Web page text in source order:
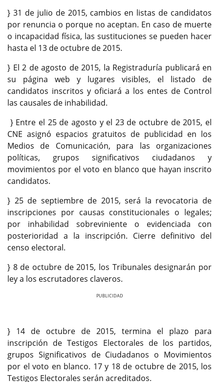
} 31 de julio de 2015, cambios en listas de candidatos
por renuncia o porque no aceptan. En caso de muerte
o incapacidad física, las sustituciones se pueden hacer
hasta el 13 de octubre de 2015.
} El 2 de agosto de 2015, la Registraduría publicará en
su página web y lugares visibles, el listado de
candidatos inscritos y oficiará a los entes de Control
las causales de inhabilidad.
} Entre el 25 de agosto y el 23 de octubre de 2015, el
CNE asignó espacios gratuitos de publicidad en los
Medios de Comunicación, para las organizaciones
políticas, grupos significativos ciudadanos y
movimientos por el voto en blanco que hayan inscrito
candidatos.
} 25 de septiembre de 2015, será la revocatoria de
inscripciones por causas constitucionales o legales;
por inhabilidad sobreviniente o evidenciada con
posterioridad a la inscripción. Cierre definitivo del
censo electoral.
} 8 de octubre de 2015, los Tribunales designarán por
ley a los escrutadores claveros.
} 14 de octubre de 2015, termina el plazo para
inscripción de Testigos Electorales de los partidos,
grupos Significativos de Ciudadanos o Movimientos
por el voto en blanco. 17 y 18 de octubre de 2015, los
Testigos Electorales serán acreditados.